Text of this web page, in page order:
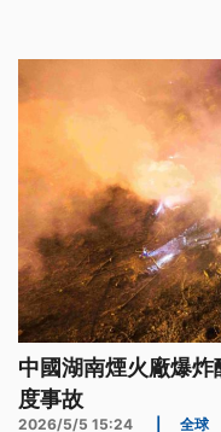
中國湖南煙火廠爆
度事故
2026/5/5 15:24 全球